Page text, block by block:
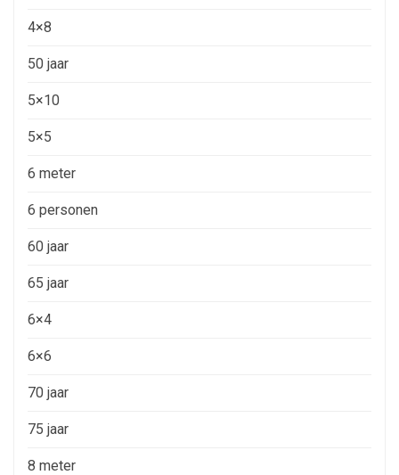
4×8
50 jaar
5×10
5×5
6 meter
6 personen
60 jaar
65 jaar
6×4
6×6
70 jaar
75 jaar
8 meter